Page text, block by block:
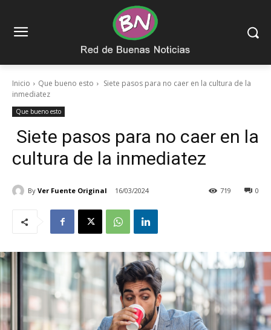
Inicio Que bueno esto
Siete pasos para no caer en la cultura de la
inmediatez
Que bueno esto
Siete pasos para no caer en la
cultura de la inmediatez
By Ver Fuente Original 16/03/2024 0
719